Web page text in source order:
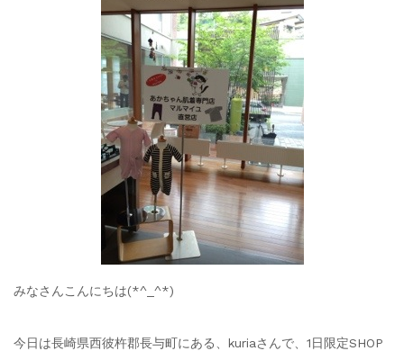
みなさんこんにちは(*^_^*)
今日は長崎県西彼杵郡長与町にある、kuriaさんで、1日限定SHOP